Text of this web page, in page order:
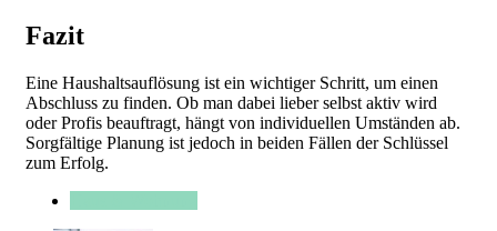
Fazit
Eine Haushaltsauflösung ist ein wichtiger Schritt, um einen
Abschluss zu finden. Ob man dabei lieber selbst aktiv wird
oder Profis beauftragt, hängt von individuellen Umständen ab.
Sorgfältige Planung ist jedoch in beiden Fällen der Schlüssel
zum Erfolg.